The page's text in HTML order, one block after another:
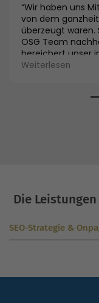
“Wir haben uns
von dem
überzeugt
OSG Team
bereichert unser
Ideen. Der
den Leistungen
Weiterlesen
Die
SEO-Strategie &